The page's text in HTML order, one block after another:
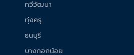
ทวีวัฒนา
ทุ่งครุ
ธนบุรี
บางกอกน้อย